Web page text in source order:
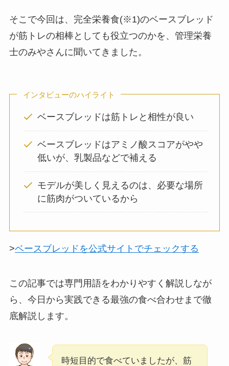
そこで今回は、完全栄養食(※1)のベースブレッド
が筋トレの相棒としても役立つのかを、管理栄養
士のみやさんに聞いてきました。
インタビューのハイライト
ベースブレッドは筋トレと相性が良い
ベースブレッドはアミノ酸スコアがやや
低いが、乳製品などで補える
モデルが美しく見えるのは、必要な場所
に筋肉がついているから
>ベースブレッドを公式サイトでチェックする
この記事では専門用語をわかりやすく解説しなが
ら、今日から実践できる最強の食べ合わせまで徹
底解説します。
時短目的で食べていましたが、筋